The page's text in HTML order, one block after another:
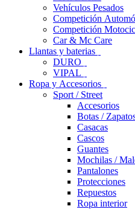
Vehículos Pesados
Competición
Competición
Car & Mc Care
Llantas y baterias
DURO
VIPAL
Ropa y Accesorios
Sport / Street
Accesorios
Botas /
Casacas
Cascos
Guantes
Mochilas /
Pantalones
Protecciones
Repuestos
Ropa interior